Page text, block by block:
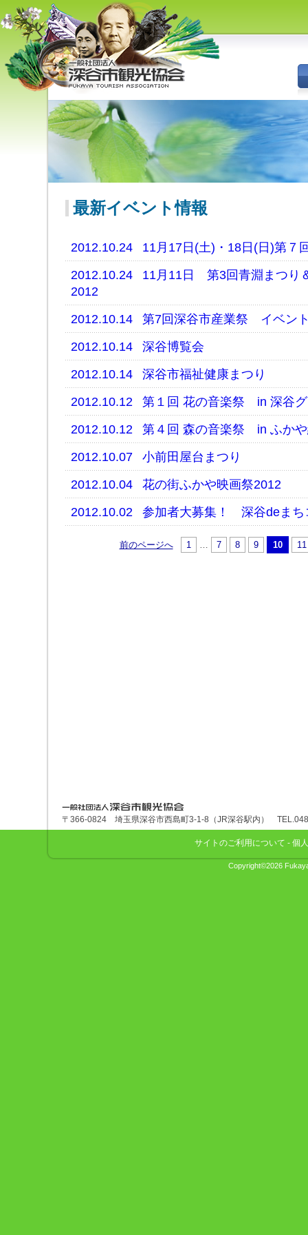
（旧深谷市・岡部町・花園町・
川本町）の観光情報
最新イベント情報
2012.10.24
11月17日(土)・18日(日)第７
2012.10.24
11月11日 第3回青淵まつり
2012
2012.10.14
第7回深谷市産業祭 イベン
2012.10.14
深谷博覧会
2012.10.14
深谷市福祉健康まつり
2012.10.12
第１回 花の音楽祭 in 深谷
2012.10.12
第４回 森の音楽祭 in ふか
2012.10.07
小前田屋台まつり
2012.10.04
花の街ふかや映画祭2012
2012.10.02
参加者大募集！ 深谷deまち
前のページへ 1 … 7 8 9 10 11
深谷市観光協会
〒366-0824 埼玉県深谷市西島町3-1-8（JR深谷駅内）
サイトのご利用について - 個
Copyright©2026